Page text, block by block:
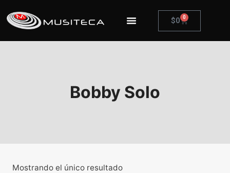
$0 0
Bobby Solo
Mostrando el único resultado